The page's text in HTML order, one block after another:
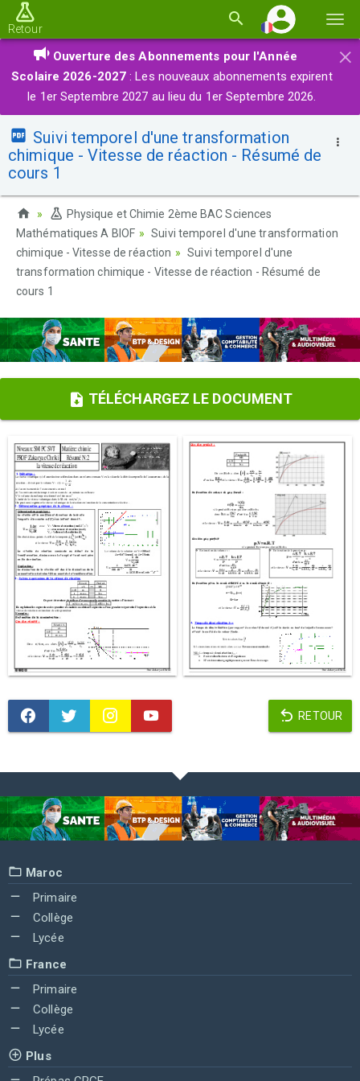
la
Retour
×
Ouverture des Abonnements pour l'Année
Scolaire 2026-2027 : Les nouveaux abonnements expirent
le 1er Septembre 2027 au lieu du 1er Septembre 2026.
Suivi temporel d'une transformation
chimique - Vitesse de réaction - Résumé de
cours 1
Physique et Chimie 2ème BAC Sciences
Mathématiques A BIOF
Suivi temporel d'une transformation
chimique - Vitesse de réaction
Suivi temporel d'une
transformation chimique - Vitesse de réaction - Résumé de
cours 1
TÉLÉCHARGEZ LE DOCUMENT
RETOUR
Maroc
Primaire
Collège
Lycée
France
Primaire
Collège
Lycée
Plus